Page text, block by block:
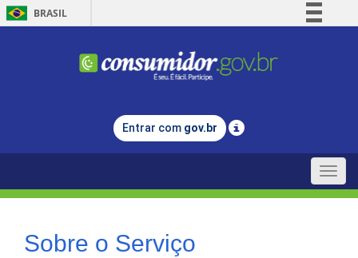
BRASIL
Comunica BR
Legislação
Entrar com gov.br
Toggle
Sobre o Serviço